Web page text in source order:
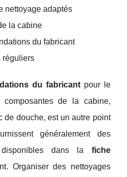
nettoyage adaptés
la cabine
du fabricant
réguliers
du fabricantpour le
composantes de la cabine,
de douche, est un autre point
généralement des
disponibles dans la fiche
Organiser des nettoyages